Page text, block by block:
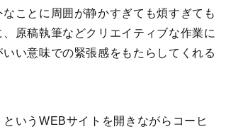
ことに周囲が静かすぎても煩すぎても
原稿執筆などクリエイティブな作業に
い意味での緊張感をもたらしてくれる
いうWEBサイトを開きながらコーヒ